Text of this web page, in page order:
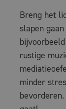
Breng het
slapen
rustige
minder